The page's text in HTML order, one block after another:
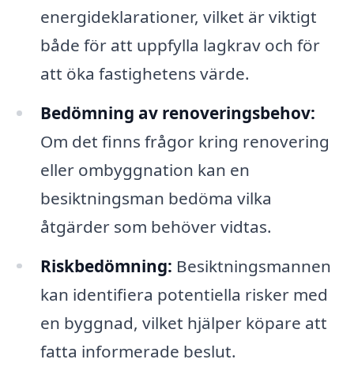
energideklarationer, vilket är viktigt
både för att uppfylla lagkrav och för
att öka fastighetens värde.
Bedömning av renoveringsbehov:
Om det finns frågor kring renovering
eller ombyggnation kan en
besiktningsman bedöma vilka
åtgärder som behöver vidtas.
Riskbedömning: Besiktningsmannen
kan identifiera potentiella risker med
en byggnad, vilket hjälper köpare att
fatta informerade beslut.